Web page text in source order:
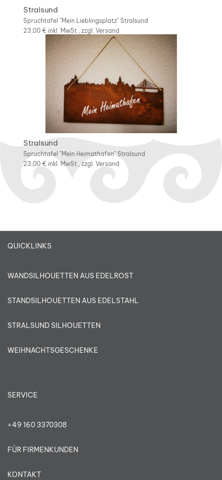
Stralsund
Spruchtafel "Mein Lieblingsplatz" Stralsund
23,00 € inkl. MwSt., zzgl. Versand
Stralsund
Spruchtafel "Mein Heimathafen" Stralsund
23,00 € inkl. MwSt., zzgl. Versand
QUICKLINKS
WANDSILHOUETTEN AUS EDELROST
STANDSILHOUETTEN AUS EDELSTAHL
STRALSUND SILHOUETTEN
WEIHNACHTSGESCHENKE
SERVICE
+49 160 3370308
FÜR FIRMENKUNDEN
KONTAKT